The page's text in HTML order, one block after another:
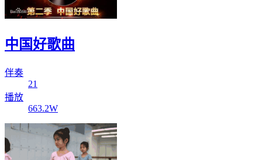
中国好歌曲
伴奏
21
播放
663.2W